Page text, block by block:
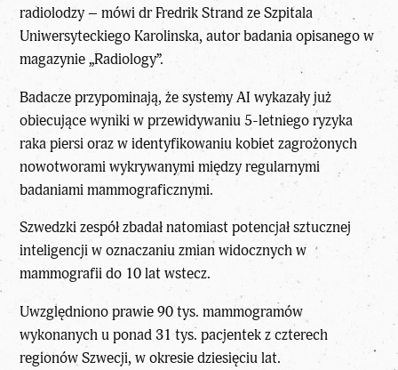
radiolodzy – mówi dr Fredrik Strand ze Szpitala
Uniwersyteckiego Karolinska, autor badania opisanego w
magazynie „Radiology”.
Badacze przypominają, że systemy AI wykazały już
obiecujące wyniki w przewidywaniu 5-letniego ryzyka
raka piersi oraz w identyfikowaniu kobiet zagrożonych
nowotworami wykrywanymi między regularnymi
badaniami mammograficznymi.
Szwedzki zespół zbadał natomiastpotencjał sztucznej
inteligencji w oznaczaniu zmianwidocznych w
mammografii do 10 lat wstecz.
Uwzględniono prawie 90 tys. mammogramów
wykonanych u ponad 31 tys. pacjentek z czterech
regionów Szwecji, w okresie dziesięciu lat.